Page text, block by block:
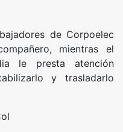
de Corpoelec
mientras el
le presta atención
y trasladarlo